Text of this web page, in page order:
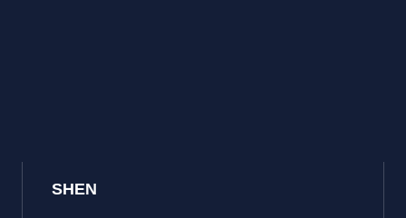
SHEN